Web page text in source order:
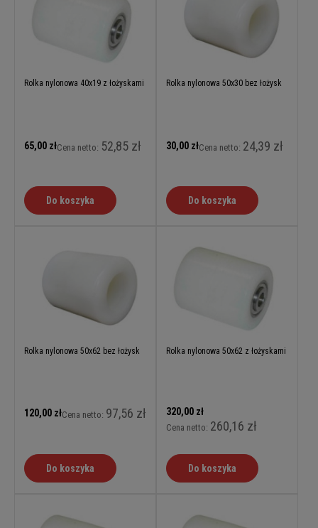
Rolka nylonowa 40x19 z łożyskami
65,00 złCena netto: 52,85 zł
Do koszyka
Rolka nylonowa 50x30 bez łożysk
30,00 złCena netto: 24,39 zł
Do koszyka
Rolka nylonowa 50x62 bez łożysk
120,00 złCena netto: 97,56 zł
Do koszyka
Rolka nylonowa 50x62 z łożyskami
320,00 zł
Cena netto: 260,16 zł
Do koszyka